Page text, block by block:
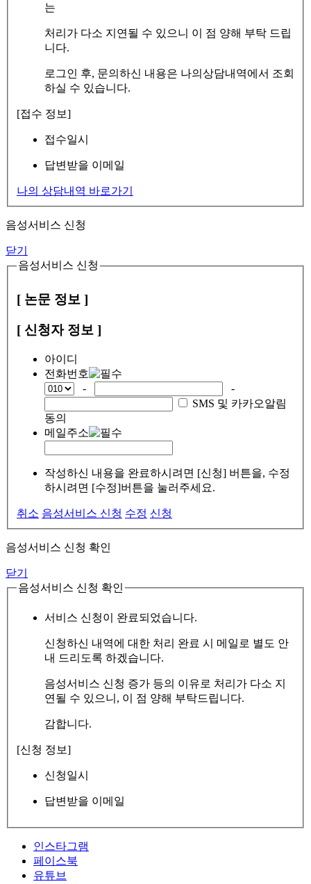
는
처리가 다소 지연될 수 있으니 이 점 양해 부탁 드립
니다.
로그인 후, 문의하신 내용은 나의상담내역에서 조회
하실 수 있습니다.
[접수 정보]
접수일시
답변받을 이메일
나의 상담내역 바로가기
음성서비스 신청
닫기
음성서비스 신청
[ 논문 정보 ]
[ 신청자 정보 ]
아이디
전화번호
-
-
SMS 및 카카오알림
동의
메일주소
작성하신 내용을 완료하시려면 [신청] 버튼을, 수정
하시려면 [수정]버튼을 눌러주세요.
취소 음성서비스 신청 수정 신청
음성서비스 신청 확인
닫기
음성서비스 신청 확인
서비스 신청이 완료되었습니다.
신청하신 내역에 대한 처리 완료 시 메일로 별도 안
내 드리도록 하겠습니다.
음성서비스 신청 증가 등의 이유로 처리가 다소 지
연될 수 있으니, 이 점 양해 부탁드립니다.
감합니다.
[신청 정보]
신청일시
답변받을 이메일
인스타그램
페이스북
유튜브